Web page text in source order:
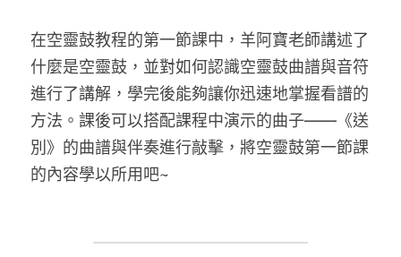
在空靈鼓教程的第一節課中，羊阿寶老師講述了
什麼是空靈鼓，並對如何認識空靈鼓曲譜與音符
進行了講解，學完後能夠讓你迅速地掌握看譜的
方法。課後可以搭配課程中演示的曲子——《送
別》的曲譜與伴奏進行敲擊，將空靈鼓第一節課
的內容學以所用吧~